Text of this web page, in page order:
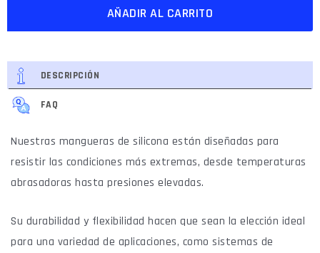
AÑADIR AL CARRITO
DESCRIPCIÓN
FAQ
Nuestras mangueras de silicona están diseñadas para
resistir las condiciones más extremas, desde temperaturas
abrasadoras hasta presiones elevadas.
Su durabilidad y flexibilidad hacen que sean la elección ideal
para una variedad de aplicaciones, como sistemas de